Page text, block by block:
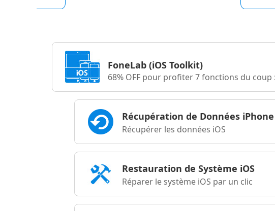
FoneLab (iOS Toolkit)
68% OFF pour profiter 7 fonctions du coup :
Récupération de Données iPhone
Récupérer les données iOS
Restauration de Système iOS
Réparer le système iOS par un clic